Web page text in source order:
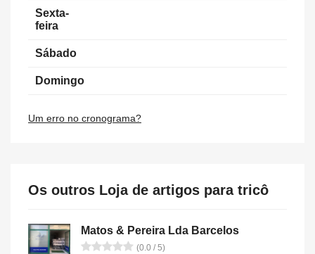
Sexta-
feira
Sábado
Domingo
Um erro no cronograma?
Os outros Loja de artigos para tricô
Matos & Pereira Lda Barcelos
(0.0 / 5)